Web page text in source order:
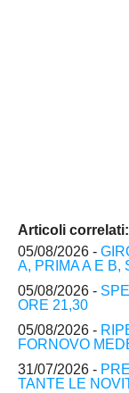
Articoli correlati:
05/08/2026 -
A, PRIMA A E B,
05/08/2026 -
ORE 21,30
05/08/2026 -
FORNOVO
31/07/2026 -
TANTE LE